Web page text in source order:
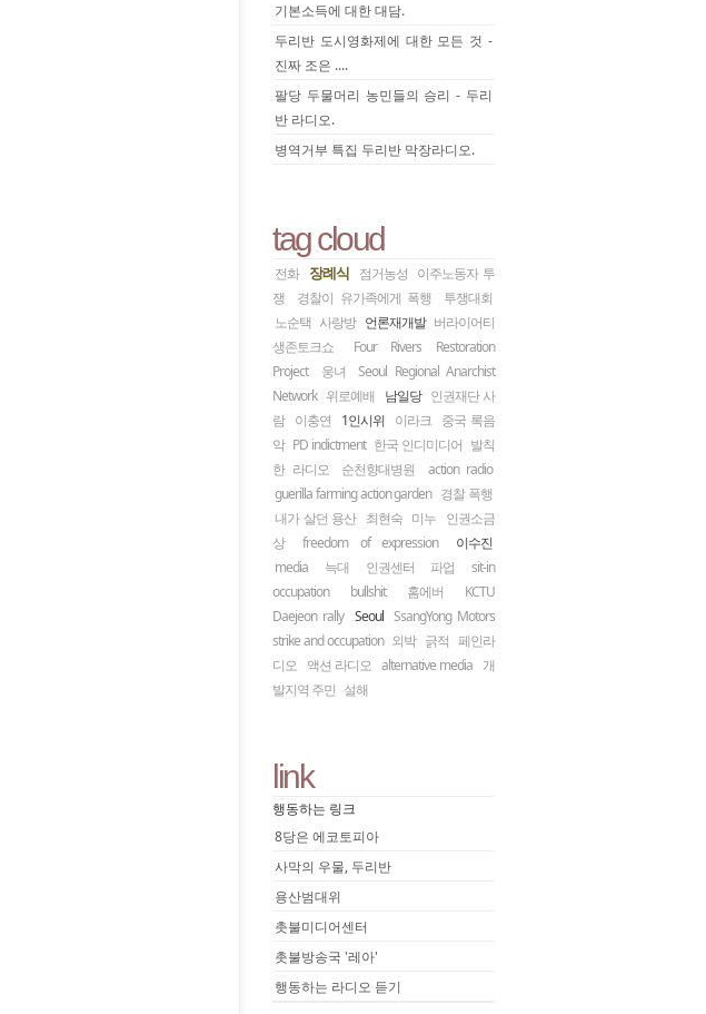
기본소득에 대한 대담.
두리반 도시영화제에 대한 모든 것 -
진짜 조은 ....
팔당 두물머리 농민들의 승리 - 두리
반 라디오.
병역거부 특집 두리반 막장라디오.
tag cloud
전화 장례식 점거농성 이주노동자 투
쟁
경찰이 유가족에게 폭행
투쟁대회
노순택 사랑방 언론재개발 버라이어티
생존토크쇼
Four Rivers Restoration
Project
웅녀
Seoul Regional Anarchist
Network 위로예배 남일당 인권재단 사
람 이충연 1인시위 이라크 중국 록음
악 PD indictment 한국 인디미디어 발칙
한 라디오
순천향대병원
action radio
guerilla farming action garden 경찰 폭행
내가 살던 용산 최현숙 미누 인권소금
상
freedom of expression
이수진
media
늑대 인권센터 파업
sit-in
occupation
bullshit 홈에버
KCTU
Daejeon rally
Seoul SsangYong Motors
strike and occupation 외박 긁적 페인라
디오 액션 라디오 alternative media 개
발지역 주민 설해
link
행동하는 링크
8당은 에코토피아
사막의 우물, 두리반
용산범대위
촛불미디어센터
촛불방송국 '레아'
행동하는 라디오 듣기